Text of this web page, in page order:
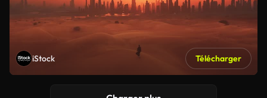
iStock Télécharger